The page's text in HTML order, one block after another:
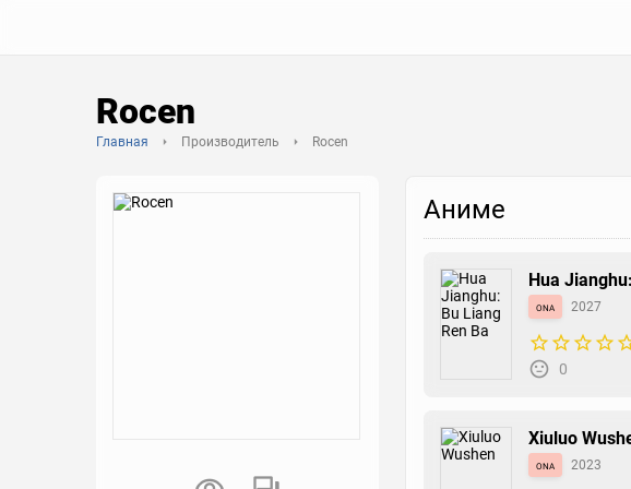
Rocen
Главная Производитель Rocen
Аниме
Hua
ona 2027
0
Xiuluo
ona 2023